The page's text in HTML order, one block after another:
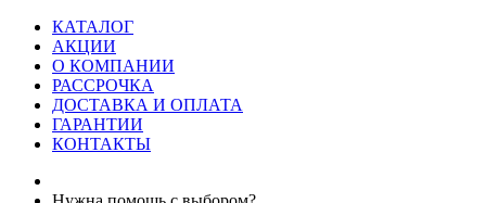
КАТАЛОГ
АКЦИИ
О КОМПАНИИ
РАССРОЧКА
ДОСТАВКА И ОПЛАТА
ГАРАНТИИ
КОНТАКТЫ